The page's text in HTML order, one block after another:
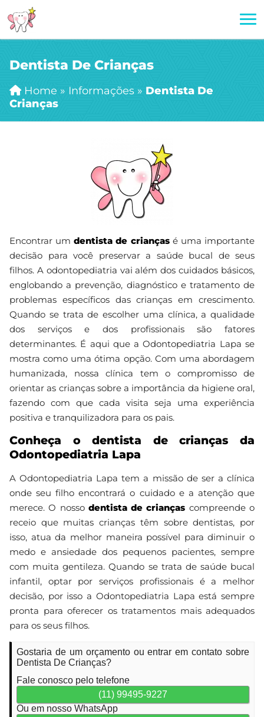
Dentista De Crianças
Home » Informações » Dentista De
Crianças
Encontrar umdentista de criançasé uma importante
decisão para você preservar a saúde bucal de seus
filhos. A odontopediatria vai além dos cuidados básicos,
englobando a prevenção, diagnóstico e tratamento de
problemas específicos das crianças em crescimento.
Quando se trata de escolher uma clínica, a qualidade
dos serviços e dos profissionais são fatores
determinantes. É aqui que a Odontopediatria Lapa se
mostra como uma ótima opção. Com uma abordagem
humanizada, nossa clínica tem o compromisso de
orientar as crianças sobre a importância da higiene oral,
fazendo com que cada visita seja uma experiência
positiva e tranquilizadora para os pais.
Conheça o dentista de crianças da
Odontopediatria Lapa
A Odontopediatria Lapa tem a missão de ser a clínica
onde seu filho encontrará o cuidado e a atenção que
merece. O nosso dentista de crianças compreende o
receio que muitas crianças têm sobre dentistas, por
isso, atua da melhor maneira possível para diminuir o
medo e ansiedade dos pequenos pacientes, sempre
com muita gentileza. Quando se trata de saúde bucal
infantil, optar por serviços profissionais é a melhor
decisão, por isso a Odontopediatria Lapa está sempre
pronta para oferecer os tratamentos mais adequados
para os seus filhos.
Gostaria de um orçamento ou entrar em contato sobre
Dentista De Crianças?
Fale conosco pelo telefone
(11) 99495-9227
Ou em nosso WhatsApp